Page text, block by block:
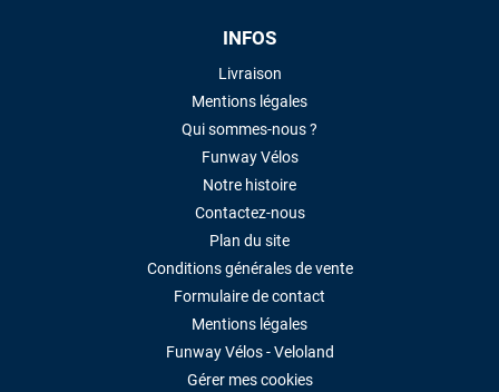
INFOS
Livraison
Mentions légales
Qui sommes-nous ?
Funway Vélos
Notre histoire
Contactez-nous
Plan du site
Conditions générales de vente
Formulaire de contact
Mentions légales
Funway Vélos - Veloland
Gérer mes cookies